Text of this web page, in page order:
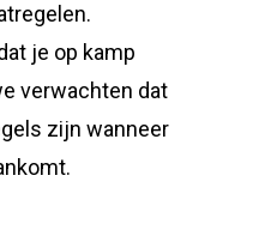
je op kamp
verwachten dat
zijn wanneer